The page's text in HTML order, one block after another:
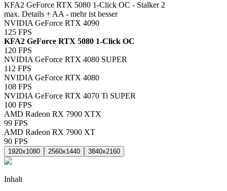
KFA2 GeForce RTX 5080 1-Click OC - Stalker 2
max. Details + AA - mehr ist besser
NVIDIA GeForce RTX 4090
125 FPS
KFA2 GeForce RTX 5080 1-Click OC
120 FPS
NVIDIA GeForce RTX 4080 SUPER
112 FPS
NVIDIA GeForce RTX 4080
108 FPS
NVIDIA GeForce RTX 4070 Ti SUPER
100 FPS
AMD Radeon RX 7900 XTX
99 FPS
AMD Radeon RX 7900 XT
90 FPS
1920x1080 2560x1440 3840x2160
Inhalt